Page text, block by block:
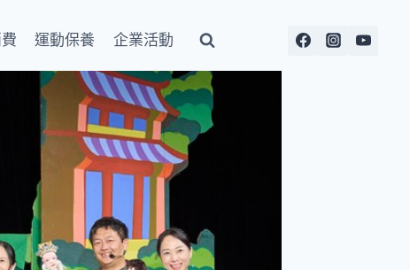
運動保養 企業活動